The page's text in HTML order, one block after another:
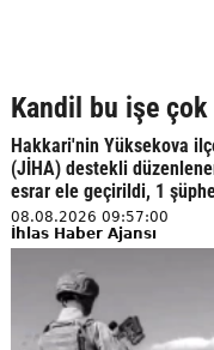
Kandil bu işe çok
Hakkari'nin Yüksekova
(JİHA) destekli
esrar ele geçirildi, 1
08.08.2026 09:57:00
İhlas Haber Ajansı